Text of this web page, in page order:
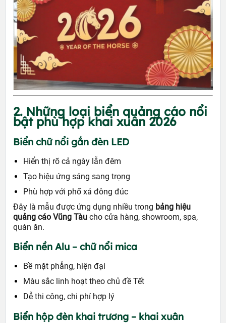
2. Những loại biển quảng cáo nổi
bật phù hợp khai xuân 2026
Biển chữ nổi gắn đèn LED
Hiển thị rõ cả ngày lẫn đêm
Tạo hiệu ứng sáng sang trọng
Phù hợp với phố xá đông đúc
Đây là mẫu được ứng dụng nhiều trong bảng hiệu
quảng cáo Vũng Tàu cho cửa hàng, showroom, spa,
quán ăn.
Biển nền Alu – chữ nổi mica
Bề mặt phẳng, hiện đại
Màu sắc linh hoạt theo chủ đề Tết
Dễ thi công, chi phí hợp lý
Biển hộp đèn khai trương – khai xuân